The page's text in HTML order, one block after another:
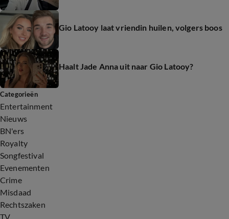
Gio Latooy laat vriendin huilen, volgers boos
Haalt Jade Anna uit naar Gio Latooy?
Categorieën
Entertainment
Nieuws
BN'ers
Royalty
Songfestival
Evenementen
Crime
Misdaad
Rechtszaken
TV